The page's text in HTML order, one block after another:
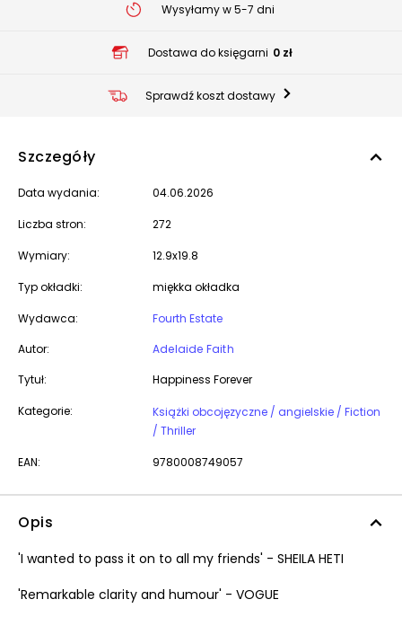
Wysyłamy w 5-7 dni
Dostawa do księgarni 0 zł
Sprawdź koszt dostawy
Szczegóły
Data wydania: 04.06.2026
Liczba stron: 272
Wymiary: 12.9x19.8
Typ okładki: miękka okładka
Wydawca:
Fourth Estate
Autor:
Adelaide Faith
Tytuł:
Happiness Forever
Kategorie:
Książki obcojęzyczne / angielskie / Fiction
/ Thriller
EAN: 9780008749057
Opis
'I wanted to pass it on to all my friends' - SHEILA HETI
'Remarkable clarity and humour' - VOGUE